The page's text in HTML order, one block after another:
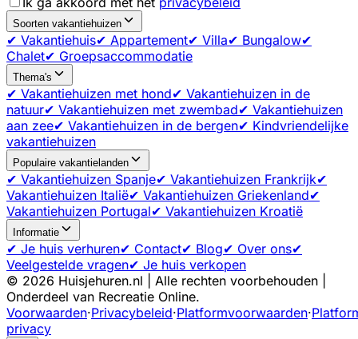
Soorten vakantiehuizen
✔ Vakantiehuis✔ Appartement✔ Villa✔ Bungalow✔
Chalet✔ Groepsaccommodatie
Thema's
✔ Vakantiehuizen met hond✔ Vakantiehuizen in de
natuur✔ Vakantiehuizen met zwembad✔ Vakantiehuizen
aan zee✔ Vakantiehuizen in de bergen✔ Kindvriendelijke
vakantiehuizen
Populaire vakantielanden
✔ Vakantiehuizen Spanje✔ Vakantiehuizen Frankrijk✔
Vakantiehuizen Italië✔ Vakantiehuizen Griekenland✔
Vakantiehuizen Portugal✔ Vakantiehuizen Kroatië
Informatie
✔ Je huis verhuren✔ Contact✔ Blog✔ Over ons✔
Veelgestelde vragen✔ Je huis verkopen
© 2026 Huisjehuren.nl | Alle rechten voorbehouden |
Onderdeel van Recreatie Online.
Voorwaarden·Privacybeleid·Platformvoorwaarden·
privacy